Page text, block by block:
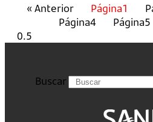
« Anterior Página1
Página4 Página5
Buscar